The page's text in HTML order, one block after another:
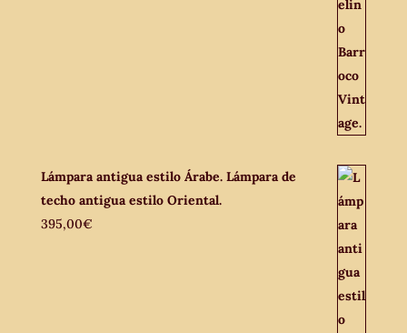
Lámpara antigua estilo Árabe. Lámpara de
techo antigua estilo Oriental.
395,00€